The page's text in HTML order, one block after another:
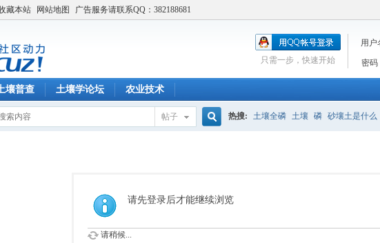
藏本站 网站地图 广告服务请联系QQ：382188681
用户
密码
只需一步，快速开始
壤普查 土壤学论坛 农业技术
帖子
索
热搜: 土壤全磷 土壤 磷 砂壤土是什么
请先登录后才能继续浏览
请稍候...